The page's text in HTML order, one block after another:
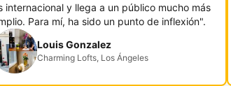
internacional y llega a un público mucho más
Para mí, ha sido un punto de inflexión".
Louis Gonzalez
Charming Lofts, Los Ángeles